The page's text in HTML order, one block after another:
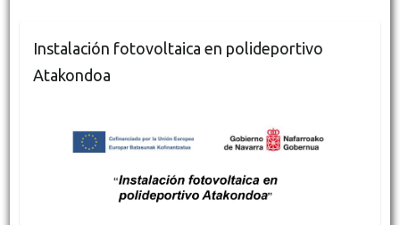
Instalación fotovoltaica en polideportivo
Atakondoa